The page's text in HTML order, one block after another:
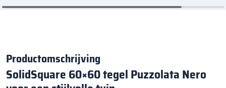
Productomschrijving
SolidSquare 60×60 tegel Puzzolata Nero